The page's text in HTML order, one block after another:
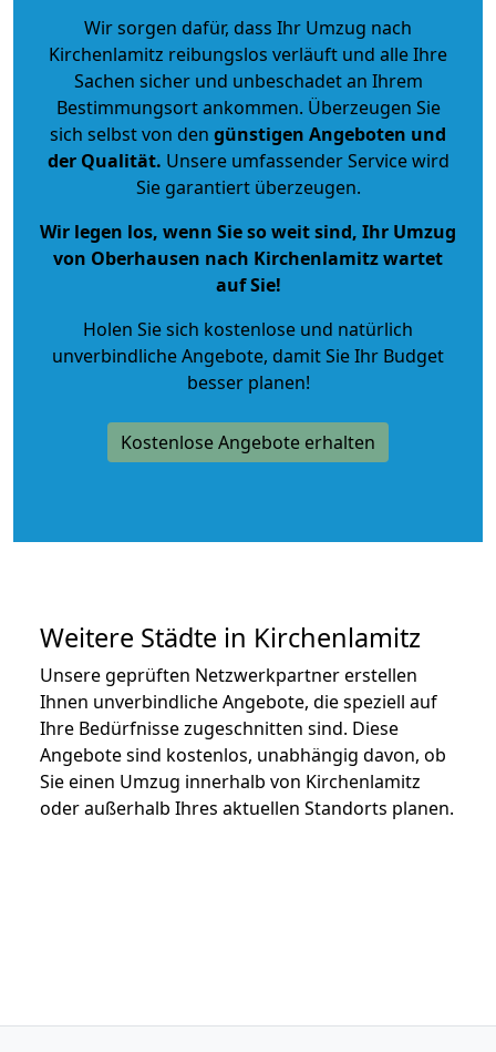
Wir sorgen dafür, dass Ihr Umzug nach
Kirchenlamitz reibungslos verläuft und alle Ihre
Sachen sicher und unbeschadet an Ihrem
Bestimmungsort ankommen. Überzeugen Sie
sich selbst von den günstigen Angeboten und
der Qualität. Unsere umfassender Service wird
Sie garantiert überzeugen.
Wir legen los, wenn Sie so weit sind, Ihr Umzug
von Oberhausen nach Kirchenlamitz wartet
auf Sie!
Holen Sie sich kostenlose und natürlich
unverbindliche Angebote, damit Sie Ihr Budget
besser planen!
Kostenlose Angebote erhalten
Weitere Städte in Kirchenlamitz
Unsere geprüften Netzwerkpartner erstellen
Ihnen unverbindliche Angebote, die speziell auf
Ihre Bedürfnisse zugeschnitten sind. Diese
Angebote sind kostenlos, unabhängig davon, ob
Sie einen Umzug innerhalb von Kirchenlamitz
oder außerhalb Ihres aktuellen Standorts planen.